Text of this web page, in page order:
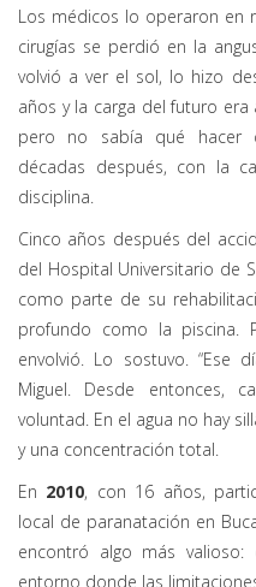
Los médicos lo operaron en
cirugías se perdió en la
volvió a ver el sol, lo hizo
años y la carga del futuro era
pero no sabía qué hacer
décadas después, con la
disciplina.
Cinco años después del
del Hospital Universitario de
como parte de su
profundo como la piscina.
envolvió. Lo sostuvo. “Ese
Miguel. Desde entonces,
voluntad. En el agua no hay
y una concentración total.
En 2010, con 16 años,
local de paranatación en
encontró algo más
entorno donde las